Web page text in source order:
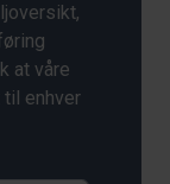
at våre
enhver